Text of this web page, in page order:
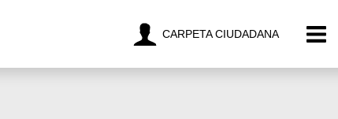
CARPETA CIUDADANA